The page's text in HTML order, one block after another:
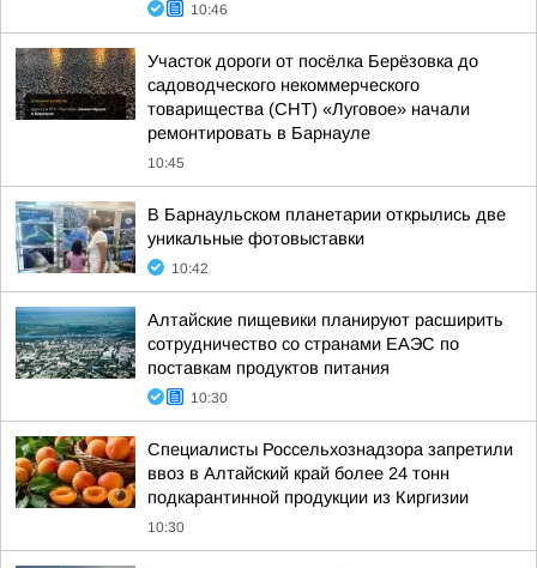
10:46
Участок дороги от посёлка Берёзовка до
садоводческого некоммерческого
товарищества (СНТ) «Луговое» начали
ремонтировать в Барнауле
10:45
В Барнаульском планетарии открылись две
уникальные фотовыставки
10:42
Алтайские пищевики планируют расширить
сотрудничество со странами ЕАЭС по
поставкам продуктов питания
10:30
Специалисты Россельхознадзора запретили
ввоз в Алтайский край более 24 тонн
подкарантинной продукции из Киргизии
10:30